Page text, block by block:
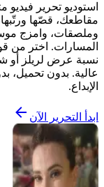
استوديو تحرير
مقاطعك، قصّها
وملصقات، وامزج
المسارات. اختر من
نسبة عرض لريلز أو
عالية. بدون تحميل،
الإبداع.
ابدأ التحرير الآن